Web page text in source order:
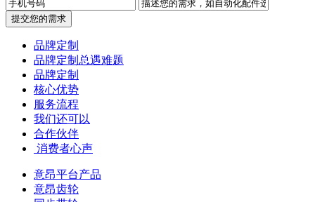
提交您的需求
品牌定制
品牌定制总遇难题
品牌定制
核心优势
服务流程
我们还可以
合作伙伴
​ 消费者心声
意昂平台产品
意昂齿轮